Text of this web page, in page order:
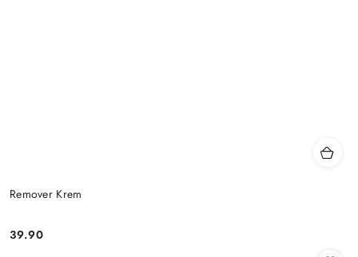
Remover Krem
Cena:
39.90